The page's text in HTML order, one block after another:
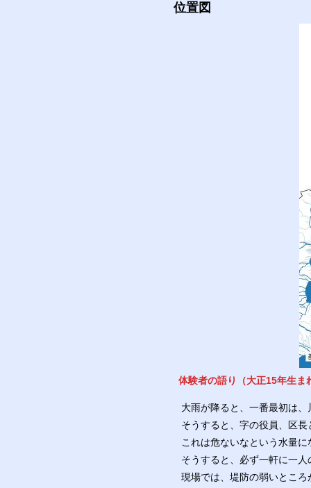
位置図
体験者の語り（大正15年生ま
大雨が降ると、一番最初は
そうすると、字の役員、区
これは危ないなという水量
そうすると、必ず一軒に一
現場では、堤防の弱いとこ